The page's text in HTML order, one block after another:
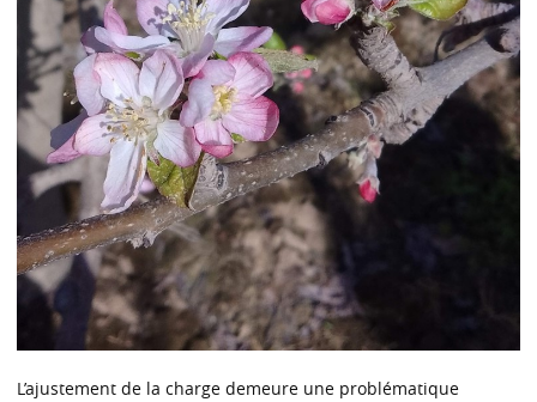
L’ajustement de la charge demeure une problématique